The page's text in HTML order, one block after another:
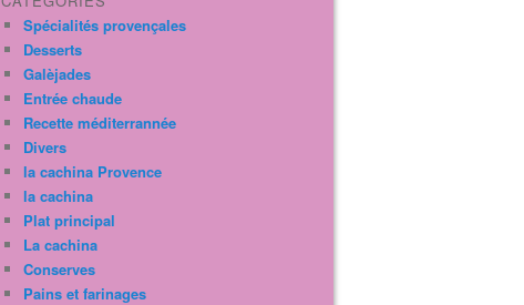
Spécialités provençales
Desserts
Galèjades
Entrée chaude
Recette méditerrannée
Divers
la cachina Provence
la cachina
Plat principal
La cachina
Conserves
Pains et farinages